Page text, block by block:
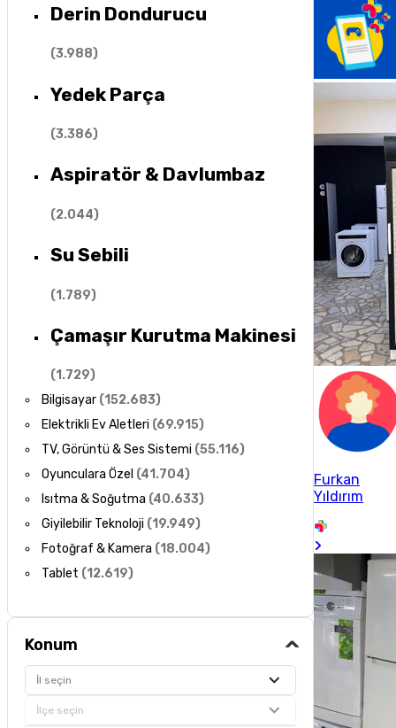
Derin Dondurucu
(3.988)
Yedek Parça
(3.386)
Aspiratör & Davlumbaz
(2.044)
Su Sebili
(1.789)
Çamaşır Kurutma Makinesi
(1.729)
Bilgisayar (152.683)
Elektrikli Ev Aletleri (69.915)
TV, Görüntü & Ses Sistemi (55.116)
Oyunculara Özel (41.704)
Isıtma & Soğutma (40.633)
Giyilebilir Teknoloji (19.949)
Fotoğraf & Kamera (18.004)
Tablet (12.619)
Konum
İl seçin
İlçe seçin
Furkan
Yıldırım